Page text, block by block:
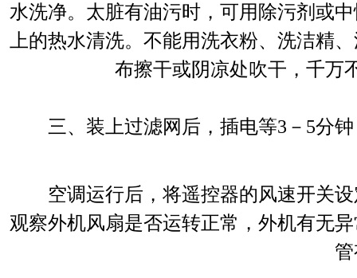
水洗净。太脏有油污时，可用除污剂或
上的热水清洗。不能用洗衣粉、洗洁精
布擦干或阴凉处吹干，千万
三、装上过滤网后，插电等3 － 5分
空调运行后，将遥控器的风速开关设
观察外机风扇是否运转正常，外机有无